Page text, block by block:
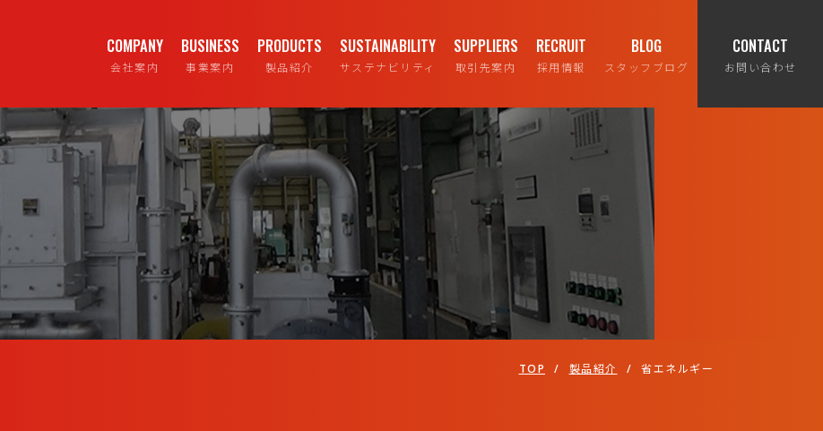
COMPANY
会社案内
BUSINESS
事業案内
PRODUCTS
製品紹介
SUSTAINABILITY
サステナビリティ
SUPPLIERS
取引先案内
RECRUIT
採用情報
BLOG
スタッフブログ
CONTACT
お問い合わせ
TOP / 製品紹介 / 省エネルギー